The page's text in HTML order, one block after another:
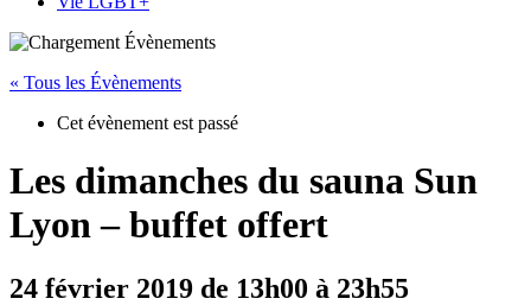
« Tous les Évènements
Cet évènement est passé
Les dimanches du sauna Sun
Lyon – buffet offert
24 février 2019 de 13h00 à 23h55